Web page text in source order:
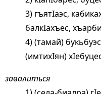
3) гъятIаэс,
балкIахъес,
4) (тамай)
(имтихIян)
завалиться